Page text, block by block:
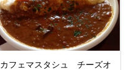
カフェマスタシュ チーズオ